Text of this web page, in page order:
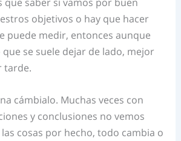
objetivos o hay que hacer
puede medir, entonces aunque
que se suele dejar de lado, mejor
tarde.
cámbialo. Muchas veces con
y conclusiones no vemos
cosas por hecho, todo cambia o